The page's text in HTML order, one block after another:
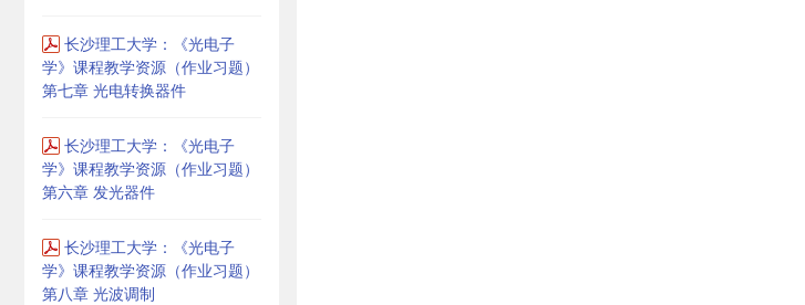
长沙理工大学：《光电子
学》课程教学资源（作业习题）
第七章 光电转换器件
长沙理工大学：《光电子
学》课程教学资源（作业习题）
第六章 发光器件
长沙理工大学：《光电子
学》课程教学资源（作业习题）
第八章 光波调制